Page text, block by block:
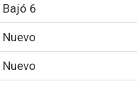
Bajó 6
Nuevo
Nuevo